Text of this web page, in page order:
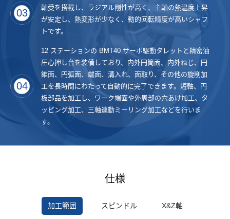
03
軸受を搭載し、ラジアル剛性が高く、主軸の熱温度上昇
が安定し、熱変形が少なく、動的回転精度が高いシャフ
トです。
04
12 ステーションの BMT40 サーボ駆動タレットと精密油
圧心押し台を装備しており、内外円筒面、内外ねじ、円
錐面、円弧面、端面、溝入れ、面取り、その他の旋削加
工を長時間にわたって自動的に完了できます。短軸、円
板部品を加工し、ワーク端面や外周部の穴あけ加工、タ
ッピング加工、三軸連動ミーリング加工などを行いま
す。
仕様
加工範囲 スピンドル X&Z軸